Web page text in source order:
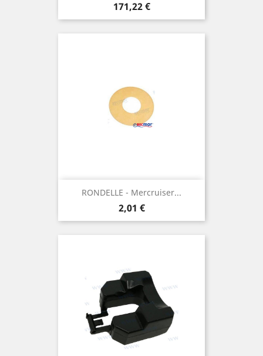
Prix
171,22 €
RONDELLE - Mercruiser...
Prix
2,01 €